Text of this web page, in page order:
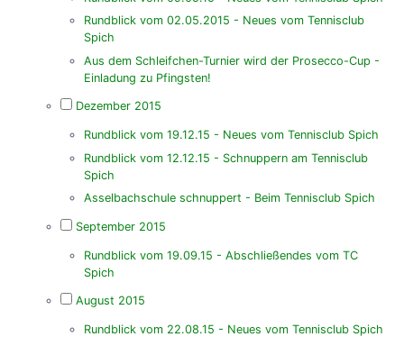
Rundblick vom 02.05.2015 - Neues vom Tennisclub
Spich
Aus dem Schleifchen-Turnier wird der Prosecco-Cup -
Einladung zu Pfingsten!
Dezember 2015
Rundblick vom 19.12.15 - Neues vom Tennisclub Spich
Rundblick vom 12.12.15 - Schnuppern am Tennisclub
Spich
Asselbachschule schnuppert - Beim Tennisclub Spich
September 2015
Rundblick vom 19.09.15 - Abschließendes vom TC
Spich
August 2015
Rundblick vom 22.08.15 - Neues vom Tennisclub Spich